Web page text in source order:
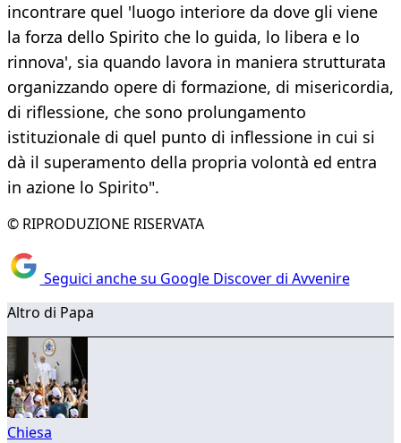
incontrare quel 'luogo interiore da dove gli viene
la forza dello Spirito che lo guida, lo libera e lo
rinnova', sia quando lavora in maniera strutturata
organizzando opere di formazione, di misericordia,
di riflessione, che sono prolungamento
istituzionale di quel punto di inflessione in cui si
dà il superamento della propria volontà ed entra
in azione lo Spirito".
© RIPRODUZIONE RISERVATA
Seguici anche su Google Discover di Avvenire
Altro di Papa
Chiesa